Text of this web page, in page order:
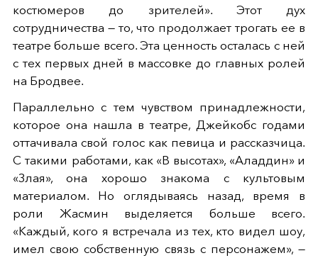
костюмеров до зрителей». Этот дух
сотрудничества — то, что продолжает трогать ее в
театре больше всего. Эта ценность осталась с ней
с тех первых дней в массовке до главных ролей
на Бродвее.
Параллельно с тем чувством принадлежности,
которое она нашла в театре, Джейкобс годами
оттачивала свой голос как певица и рассказчица.
С такими работами, как «В высотах», «Аладдин» и
«Злая», она хорошо знакома с культовым
материалом. Но оглядываясь назад, время в
роли Жасмин выделяется больше всего.
«Каждый, кого я встречала из тех, кто видел шоу,
имел свою собственную связь с персонажем», —